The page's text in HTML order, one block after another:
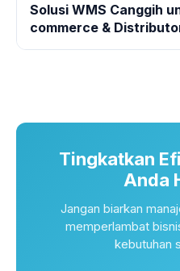
Solusi WMS Canggih
commerce &
Tingkatkan
Anda
Jangan biarkan
memperlambat
kebutuhan